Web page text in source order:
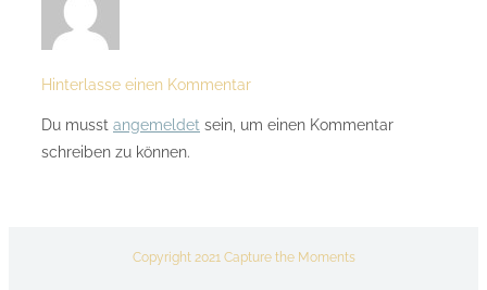
Hinterlasse einen Kommentar
Du musst angemeldet sein, um einen Kommentar
schreiben zu können.
Copyright 2021 Capture the Moments